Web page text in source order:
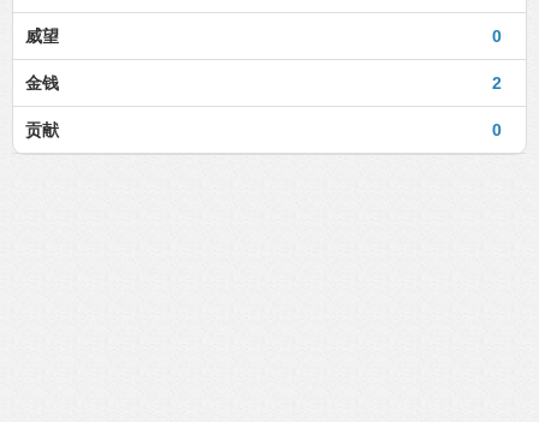
0
威望
2
金钱
0
贡献